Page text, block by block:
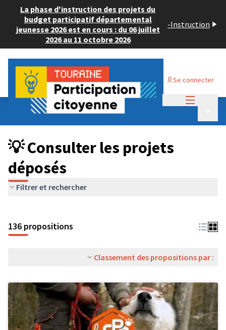
La phase d'instruction des projets du
budget participatif départemental
jeunesse 2026 est en cours : du 06 juillet
2026 au 11 octobre 2026
-Instruction
Se connecter
Budget Participatif JEUNESSE 2024
💡 Consulter les projets déposés
💡 Consulter les projets
déposés
Filtrer et rechercher
136 propositions
Classement des propositions par :